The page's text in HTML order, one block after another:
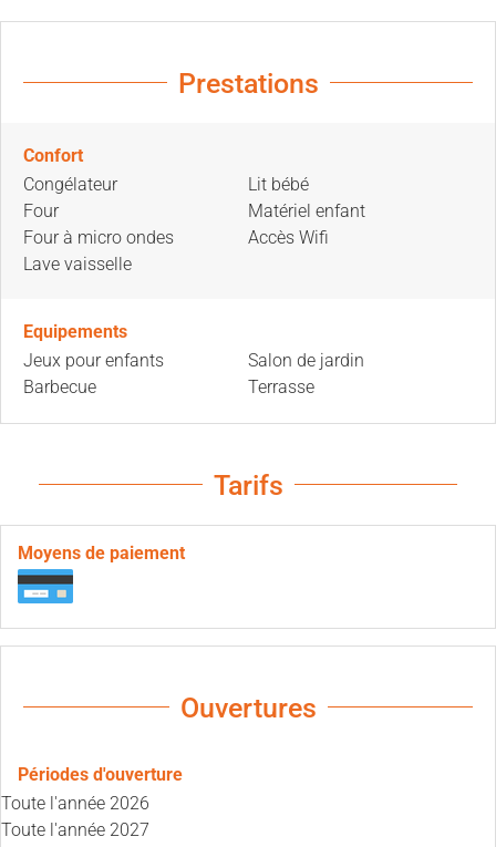
Prestations
Confort
Congélateur
Four
Four à micro ondes
Lave vaisselle
Lit bébé
Matériel enfant
Accès Wifi
Equipements
Jeux pour enfants
Barbecue
Salon de jardin
Terrasse
Tarifs
Moyens de paiement
Ouvertures
Périodes d'ouverture
Toute l'année 2026
Toute l'année 2027